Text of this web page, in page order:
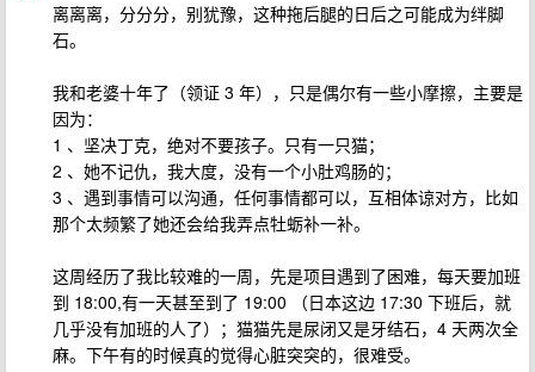
离离离，分分分，别犹豫，这种拖后腿的日后之可能成为绊脚
石。
我和老婆十年了（领证 3 年），只是偶尔有一些小摩擦，主要是
因为：
1 、坚决丁克，绝对不要孩子。只有一只猫；
2 、她不记仇，我大度，没有一个小肚鸡肠的；
3 、遇到事情可以沟通，任何事情都可以，互相体谅对方，比如
那个太频繁了她还会给我弄点牡蛎补一补。
这周经历了我比较难的一周，先是项目遇到了困难，每天要加班
到 18:00,有一天甚至到了 19:00 （日本这边 17:30 下班后，就
几乎没有加班的人了）；猫猫先是尿闭又是牙结石，4 天两次全
麻。下午有的时候真的觉得心脏突突的，很难受。